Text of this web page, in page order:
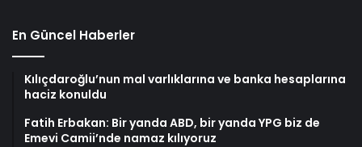
En Güncel Haberler
Kılıçdaroğlu’nun mal varlıklarına ve banka hesaplarına
haciz konuldu
Fatih Erbakan: Bir yanda ABD, bir yanda YPG biz de
Emevi Camii’nde namaz kılıyoruz